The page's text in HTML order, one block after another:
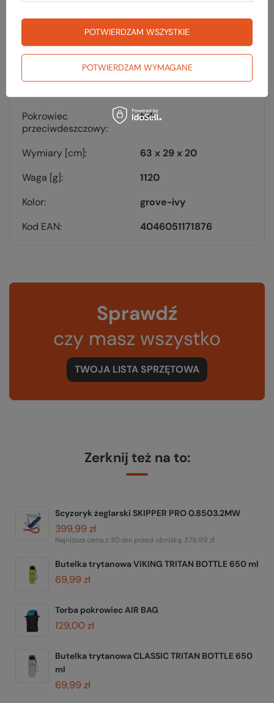
Materiał główny
600D PES REC BS
210D PA REC BS
System nośny
Airstripes System
Kompatybilny z
tak
Pokrowiec
przeciwdeszczowy
tak
Wymiary [cm]
63 x 29 x 20
Waga [g]
1120
Kolor
grove-ivy
Kod EAN
4046051171876
Sprawdź
czy masz wszystko
TWOJA LISTA SPRZĘTOWA
Zerknij też na to:
Scyzoryk żeglarski SKIPPER PRO 0.8503.2MW
399,99 zł
Najniższa cena z 30 dni przed obniżką: 379,99 zł
Butelka trytanowa VIKING TRITAN BOTTLE 650 ml
69,99 zł
Torba pokrowiec AIR BAG
129,00 zł
Butelka trytanowa CLASSIC TRITAN BOTTLE 650
ml
69,99 zł
POTWIERDZAM WYMAGANE
POTWIERDZAM WSZYSTKIE